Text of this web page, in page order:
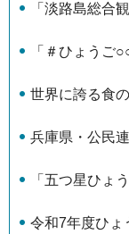
「淡路島総合
「＃ひょうご
世界に誇る食
兵庫県・公民
「五つ星ひょ
令和7年度ひょ